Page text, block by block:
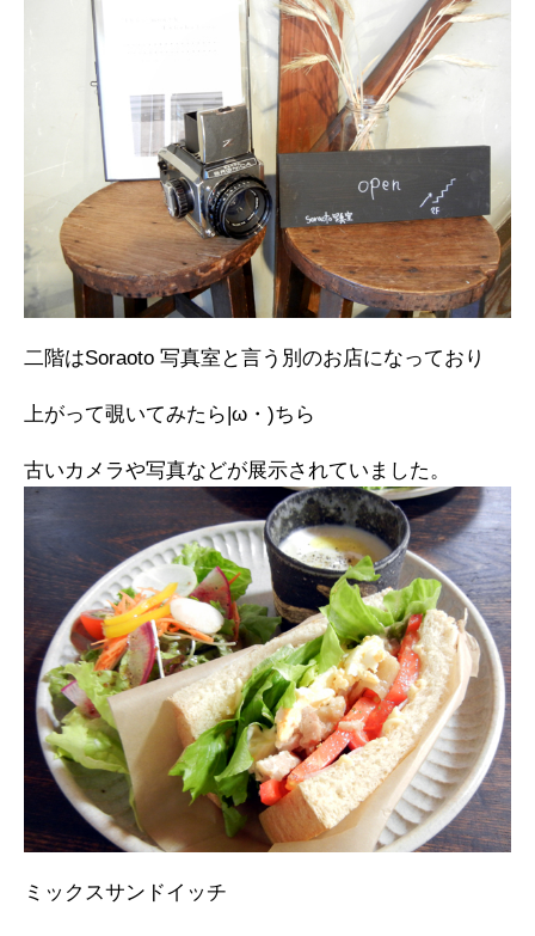
二階はSoraoto 写真室と言う別のお店になっており
上がって覗いてみたら|ω・)ちら
古いカメラや写真などが展示されていました。
ミックスサンドイッチ